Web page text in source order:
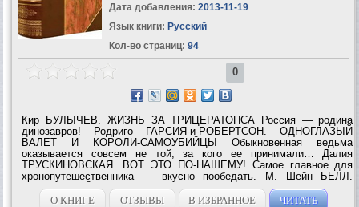
Дата добавления: 2013-11-19
Язык книги: Русский
Кол-во страниц: 94
0
Кир БУЛЫЧЕВ. ЖИЗНЬ ЗА ТРИЦЕРАТОПСА Россия — родина
динозавров! Родриго ГАРСИЯ-и-РОБЕРТСОН. ОДНОГЛАЗЫЙ
ВАЛЕТ И КОРОЛИ-САМОУБИЙЦЫ Обыкновенная ведьма
оказывается совсем не той, за кого ее принимали… Далия
ТРУСКИНОВСКАЯ. ВОТ ЭТО ПО-НАШЕМУ! Самое главное для
хронопутешественника — вкусно пообедать. М. Шейн БЕЛЛ.
ЗАФИКСИРУЙ! Прах, который человечество отрясло со своих ног.
Или еще не успело? Брюс СТЕРЛИНГ, Льюис...
О КНИГЕ ОТЗЫВЫ В ИЗБРАННОЕ ЧИТАТЬ